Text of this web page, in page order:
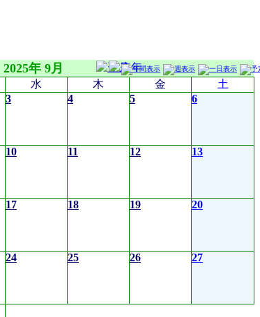
2025年 9月
水 木 金
土
3 4 5 6
10 11 12 13
17 18 19 20
24 25 26 27